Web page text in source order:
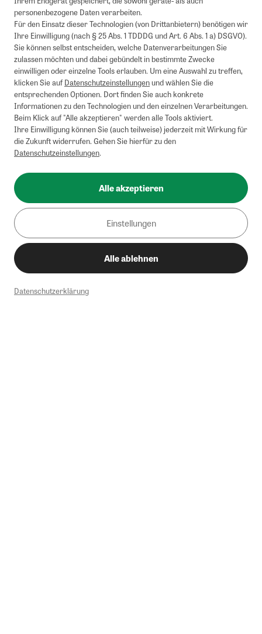
personenbezogene Daten verarbeiten.
Für den Einsatz dieser Technologien (von Drittanbietern) benötigen wir
Ihre Einwilligung (nach § 25 Abs. 1 TDDDG und Art. 6 Abs. 1 a) DSGVO).
Sie können selbst entscheiden, welche Datenverarbeitungen Sie
zulassen möchten und dabei gebündelt in bestimmte Zwecke
einwilligen oder einzelne Tools erlauben. Um eine Auswahl zu treffen,
klicken Sie aufDatenschutzeinstellungenund wählen Sie die
entsprechenden Optionen. Dort finden Sie auch konkrete
Informationen zu den Technologien und den einzelnen Verarbeitungen.
Beim Klick auf "Alle akzeptieren" werden alle Tools aktiviert.
Ihre Einwilligung können Sie (auch teilweise) jederzeit mit Wirkung für
die Zukunft widerrufen. Gehen Sie hierfür zu den
Datenschutzeinstellungen.
Alle akzeptieren
Einstellungen
Alle ablehnen
Datenschutzerklärung